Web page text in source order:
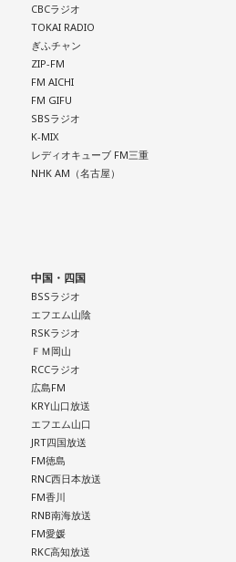
CBCラジオ
TOKAI RADIO
ぎふチャン
ZIP-FM
FM AICHI
FM GIFU
SBSラジオ
K-MIX
レディオキューブ FM三重
NHK AM（名古屋）
中国・四国
BSSラジオ
エフエム山陰
RSKラジオ
ＦＭ岡山
RCCラジオ
広島FM
KRY山口放送
エフエム山口
JRT四国放送
FM徳島
RNC西日本放送
FM香川
RNB南海放送
FM愛媛
RKC高知放送